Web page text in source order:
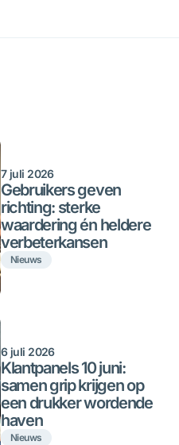
7 juli 2026
Gebruikers geven
richting: sterke
waardering én heldere
verbeterkansen
Nieuws
6 juli 2026
Klantpanels 10 juni:
samen grip krijgen op
een drukker wordende
haven
Nieuws